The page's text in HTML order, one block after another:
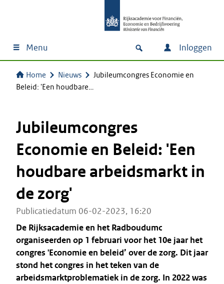
Menu Inloggen
Home Nieuws
Jubileumcongres Economie en
Beleid: 'Een houdbare…
Jubileumcongres
Economie en Beleid: 'Een
houdbare arbeidsmarkt in
de zorg'
Publicatiedatum 06-02-2023, 16:20
De Rijksacademie en het Radboudumc
organiseerden op 1 februari voor het 10e jaar het
congres 'Economie en beleid’ over de zorg. Dit jaar
stond het congres in het teken van de
arbeidsmarktproblematiek in de zorg. In 2022 was